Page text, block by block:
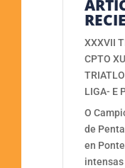
XXXVII
CPTO
LIGA- E
O
de
en